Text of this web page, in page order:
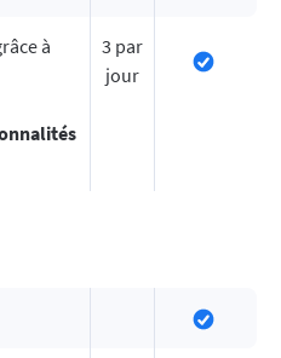
à
3 par
jour